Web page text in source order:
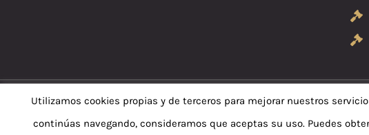
© Copyright 2019
Utilizamos cookies propias y de terceros para mejorar nuestros
continúas navegando, consideramos que aceptas su uso. Puedes